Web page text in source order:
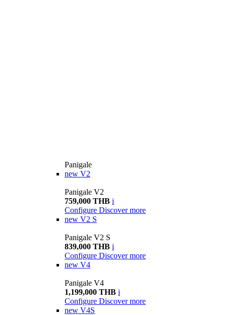
Panigale
new V2
Panigale V2
759,000 THB i
Configure Discover more
new V2 S
Panigale V2 S
839,000 THB i
Configure Discover more
new V4
Panigale V4
1,199,000 THB i
Configure Discover more
new V4S